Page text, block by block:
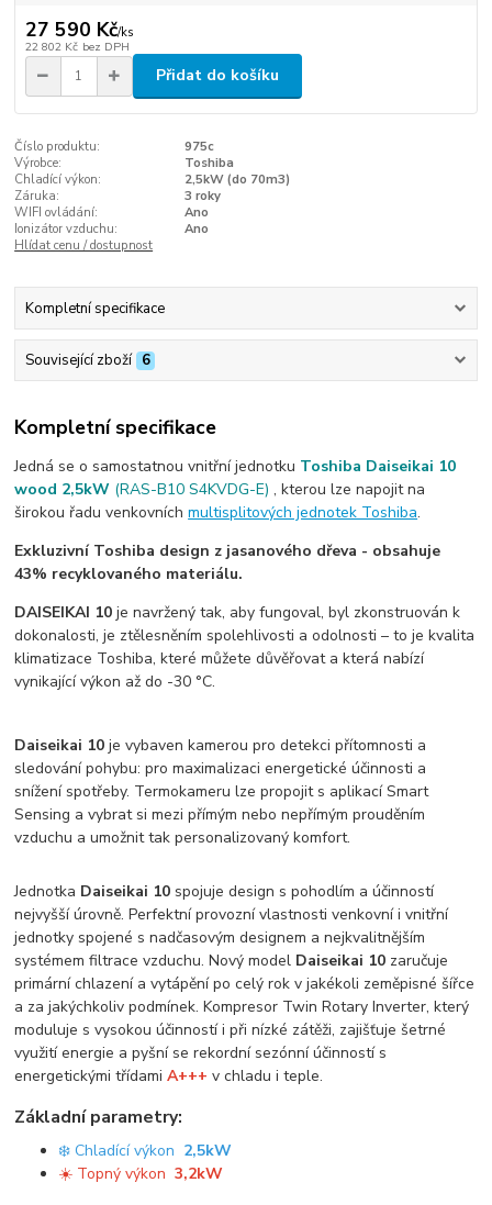
27 590 Kč/ks
22 802 Kč bez DPH
Přidat do košíku
Číslo produktu:
975c
Výrobce:
Toshiba
Chladící výkon:
2,5kW (do 70m3)
Záruka:
3 roky
WIFI ovládání:
Ano
Ionizátor vzduchu:
Ano
Hlídat cenu / dostupnost
Kompletní specifikace
Související zboží 6
Kompletní specifikace
Jedná se o samostatnou vnitřní jednotku Toshiba Daiseikai 10
wood 2,5kW (RAS-B10 S4KVDG-E) , kterou lze napojit na
širokou řadu venkovníchmultisplitových jednotek Toshiba.
Exkluzivní Toshiba design z jasanového dřeva - obsahuje
43% recyklovaného materiálu.
DAISEIKAI 10 je navržený tak, aby fungoval, byl zkonstruován k
dokonalosti, je ztělesněním spolehlivosti a odolnosti – to je kvalita
klimatizace Toshiba, které můžete důvěřovat a která nabízí
vynikající výkon až do -30 °C.
Daiseikai 10 je vybaven kamerou pro detekci přítomnosti a
sledování pohybu: pro maximalizaci energetické účinnosti a
snížení spotřeby. Termokameru lze propojit s aplikací Smart
Sensing a vybrat si mezi přímým nebo nepřímým prouděním
vzduchu a umožnit tak personalizovaný komfort.
Jednotka Daiseikai 10 spojuje design s pohodlím a účinností
nejvyšší úrovně. Perfektní provozní vlastnosti venkovní i vnitřní
jednotky spojené s nadčasovým designem a nejkvalitnějším
systémem filtrace vzduchu. Nový model Daiseikai 10 zaručuje
primární chlazení a vytápění po celý rok v jakékoli zeměpisné šířce
a za jakýchkoliv podmínek. Kompresor Twin Rotary Inverter, který
moduluje s vysokou účinností i při nízké zátěži, zajišťuje šetrné
využití energie a pyšní se rekordní sezónní účinností s
energetickými třídamiA+++ v chladu i teple.
Základní parametry:
❄️ Chladící výkon 2,5kW
☀️ Topný výkon3,2kW